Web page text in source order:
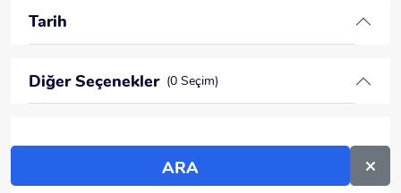
Tarih
Diğer Seçenekler (0 Seçim)